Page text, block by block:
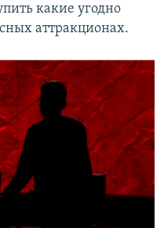
какие угодно
аттракционах.